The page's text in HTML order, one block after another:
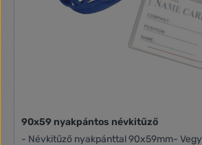
90x59 nyakpántos névkitűző
- Névkitűző nyakpánttal 90x59mm-